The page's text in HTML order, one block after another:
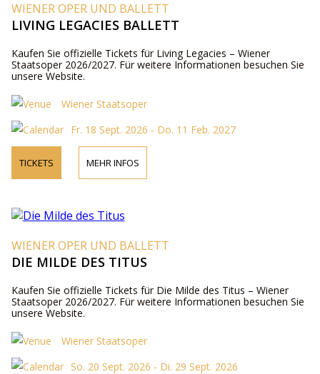
WIENER OPER UND BALLETT
LIVING LEGACIES BALLETT
Kaufen Sie offizielle Tickets für Living Legacies – Wiener
Staatsoper 2026/2027. Für weitere Informationen besuchen Sie
unsere Website.
Wiener Staatsoper
Fr. 18 Sept. 2026 - Do. 11 Feb. 2027
TICKETS MEHR INFOS
WIENER OPER UND BALLETT
DIE MILDE DES TITUS
Kaufen Sie offizielle Tickets für Die Milde des Titus – Wiener
Staatsoper 2026/2027. Für weitere Informationen besuchen Sie
unsere Website.
Wiener Staatsoper
So. 20 Sept. 2026 - Di. 29 Sept. 2026